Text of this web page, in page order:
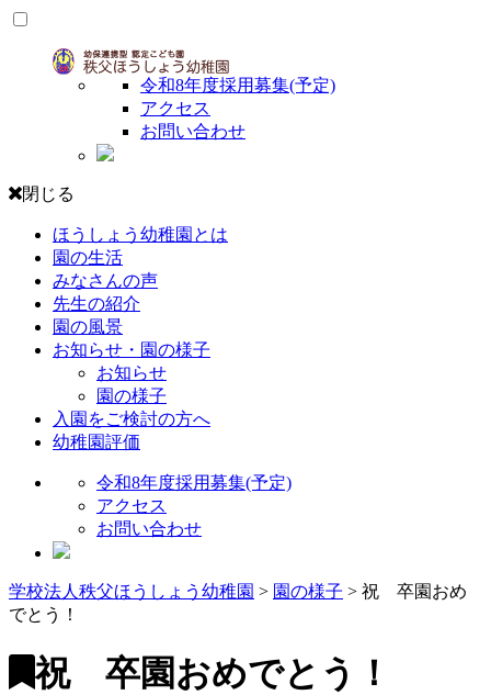
令和8年度採用募集(予定)
アクセス
お問い合わせ
閉じる
ほうしょう幼稚園とは
園の生活
みなさんの声
先生の紹介
園の風景
お知らせ・園の様子
お知らせ
園の様子
入園をご検討の方へ
幼稚園評価
令和8年度採用募集(予定)
アクセス
お問い合わせ
学校法人秩父ほうしょう幼稚園 > 園の様子 > 祝 卒園おめ
でとう！
祝 卒園おめでとう！